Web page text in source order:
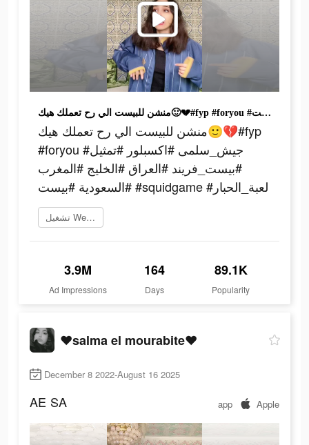
منشن للبيست الي رح تعملك هيك🙂💔#fyp #foryou #جيش_سلمى #اكسبلور #تمثيل #بيست_فريند #العراق #الخليج #المغرب #السعودية #بيست #squidgame #لعبة_الحبار
منشن للبيست الي رح تعملك هيك🙂💔#fyp
#foryou #جيش_سلمى #اكسبلور #تمثيل
#بيست_فريند #العراق #الخليج #المغرب
#السعودية #بيست #squidgame #لعبة_الحبار
تشغيل WePlay الآن
3.9M
Ad Impressions
164
Days
89.1K
Popularity
❤salma el mourabite❤
December 8 2022-August 16 2025
AE SA app Apple